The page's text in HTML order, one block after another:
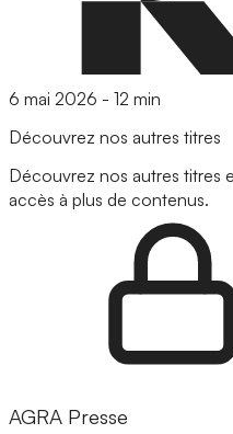
6 mai 2026 - 12 min
Découvrez nos autres titres
Découvrez nos autres titres
accès à plus de contenus.
AGRA Presse